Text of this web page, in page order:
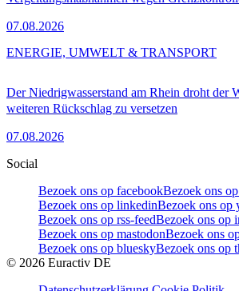
07.08.2026
Der Niedrigwasserstand am Rhein droht der
weiteren Rückschlag zu versetzen
07.08.2026
ENERGIE, UMWELT & TRANSPORT
Social
Bezoek ons op facebookBezoek ons
Bezoek ons op linkedinBezoek ons op
Bezoek ons op rss-feedBezoek ons op
Bezoek ons op mastodonBezoek ons
Bezoek ons op blueskyBezoek ons op
© 2026 Euractiv DE